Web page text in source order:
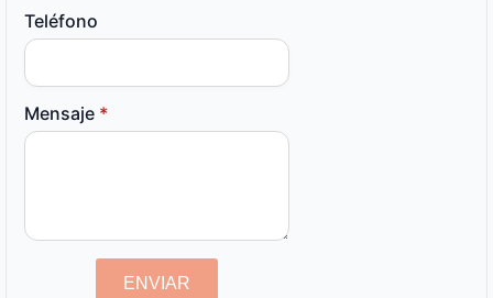
Teléfono
Mensaje *
ENVIAR